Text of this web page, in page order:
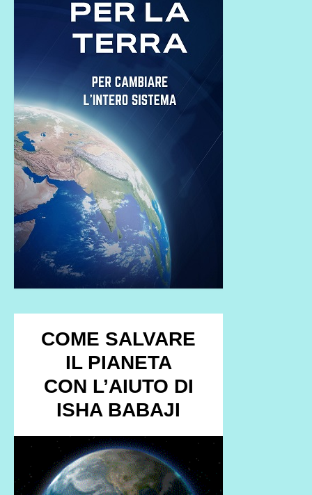
COME SALVARE
IL PIANETA
CON L’AIUTO DI
ISHA BABAJI